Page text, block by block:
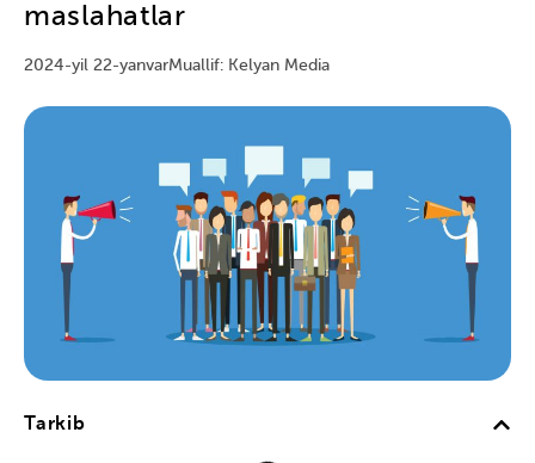
maslahatlar
2024-yil 22-yanvarMuallif: Kelyan Media
Tarkib